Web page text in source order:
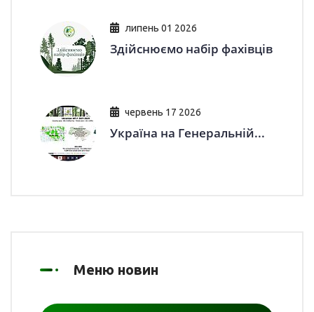
липень 01 2026
Здійснюємо набір фахівців
червень 17 2026
Україна на Генеральній...
Меню новин